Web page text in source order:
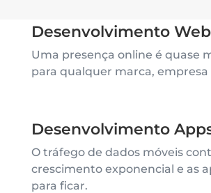
Desenvolvimento Web
Uma presença online é quase
para qualquer marca, empresa
Desenvolvimento
O tráfego de dados móveis
crescimento exponencial e as
para ficar.